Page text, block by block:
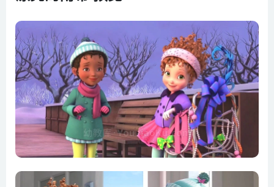
S01E11-S01E12.Nancy’s Dog Show Disaster — The Case
of the Disappering Doll
S01E13-S01E14.La Danse of Friendship — Shoe La La
S01E15-S01E16.Camp Fancy — Nancy’s Vanity D’Art
S01E17-S01E18.Toodle-oo,Miss Moo — Nancy Clancy,Star
Maker
S01E19-S01E20.Le Cafe Parfait — Mademoiselle Mom
S01E21-S01E22.Nancy’s Costume Clash — Nancy’s
Ghostly Halloween